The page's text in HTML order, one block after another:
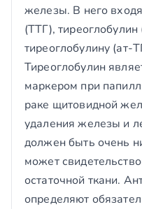
железы. В него
(ТТГ), тиреоглобулин
тиреоглобулину (ат-
Тиреоглобулин
маркером при
раке щитовидной
удаления железы и
должен быть очень
может
остаточной ткани.
определяют